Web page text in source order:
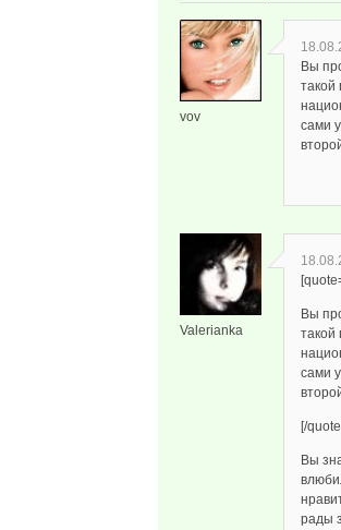
vov
Вы
такой
сами
Valerianka
Вы
такой
сами
[/
Вы
рады